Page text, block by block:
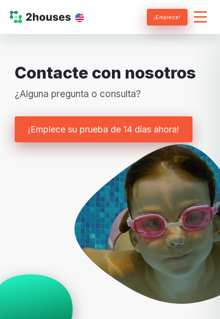
¡Empiece!
Contacte con nosotros
¿Alguna pregunta o consulta?
¡Empiece su prueba de 14 días ahora!